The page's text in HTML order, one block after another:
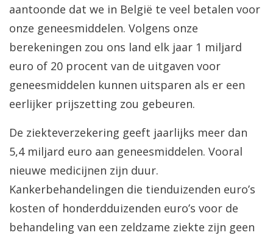
aantoonde dat we in België te veel betalen voor
onze geneesmiddelen. Volgens onze
berekeningen zou ons land elk jaar 1 miljard
euro of 20 procent van de uitgaven voor
geneesmiddelen kunnen uitsparen als er een
eerlijker prijszetting zou gebeuren.
De ziekteverzekering geeft jaarlijks meer dan
5,4 miljard euro aan geneesmiddelen. Vooral
nieuwe medicijnen zijn duur.
Kankerbehandelingen die tienduizenden euro’s
kosten of honderdduizenden euro’s voor de
behandeling van een zeldzame ziekte zijn geen